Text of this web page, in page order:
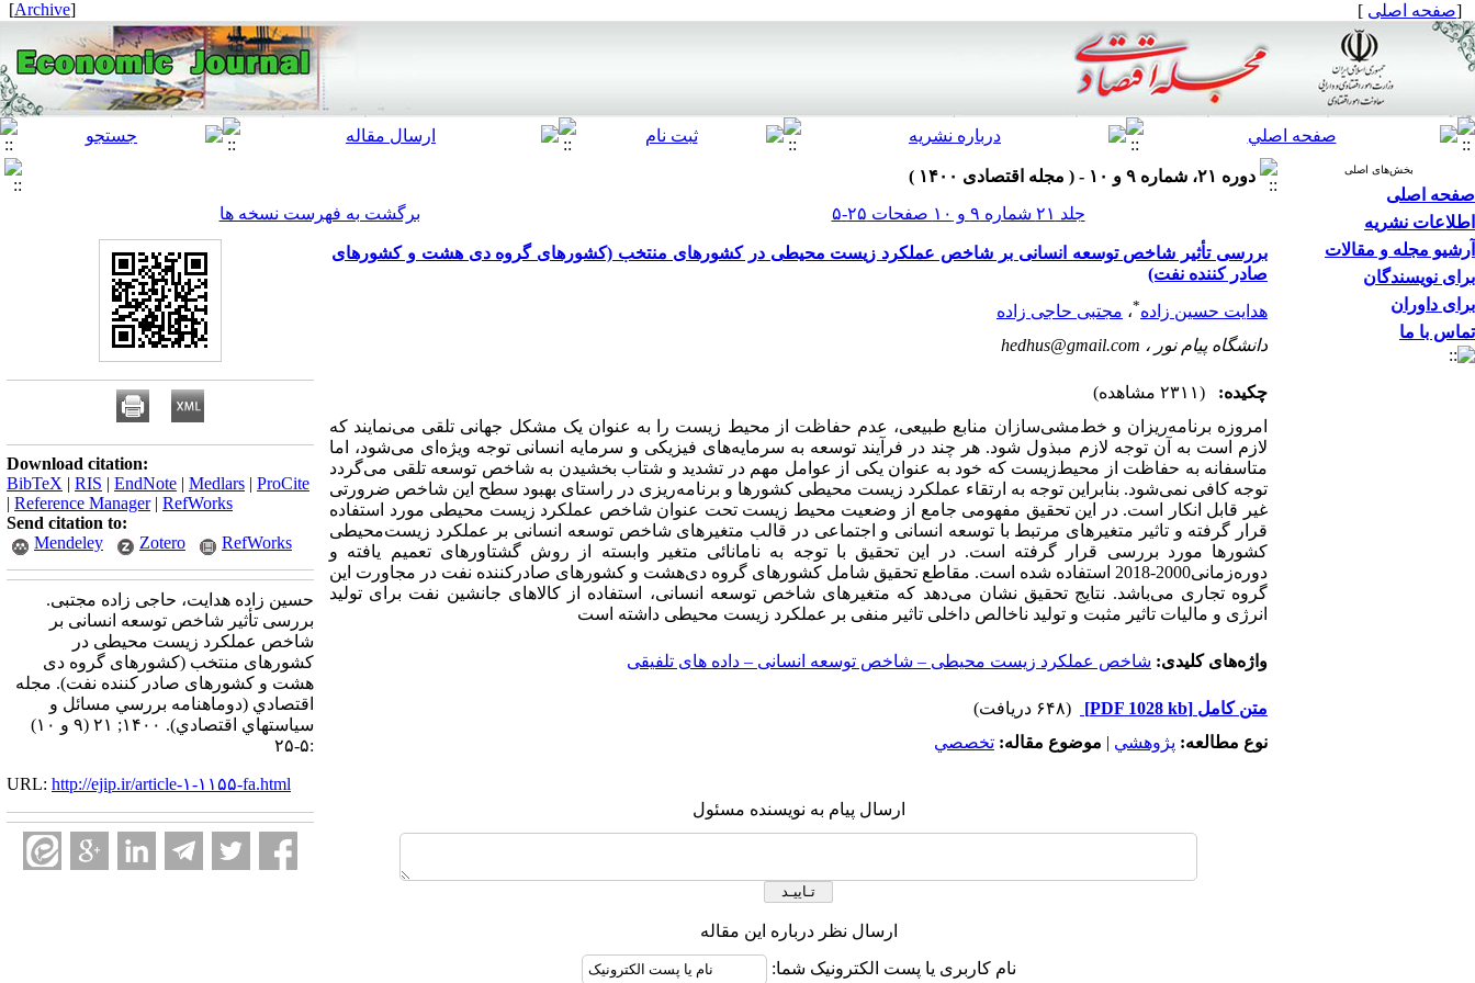
[صفحه اصلی ]
[
Archive
]
بخش‌های اصلی
صفحه اصلی
اطلاعات نشریه
آرشیو مجله و مقالات
برای نویسندگان
برای داوران
تماس با ما
دوره ۲۱، شماره ۹ و ۱۰ - ( مجله اقتصادی ۱۴۰۰ )
جلد ۲۱ شماره ۹ و ۱۰ صفحات ۲۵-۵
برگشت به فهرست نسخه ها
بررسی تأثیر شاخص توسعه انسانی بر شاخص عملکرد زیست محیطی در کشورهای منتخب (کشورهای گروه دی هشت و کشورهای
صادر کننده نفت)
هدایت حسین زاده*، مجتبی حاجی زاده
دانشگاه پیام نور ، hedhus@gmail.com
چکیده:
(۲۳۱۱ مشاهده)
امروزه برنامه‌ریزان و خط‌مشی‌سازان منابع طبیعی، عدم حفاظت از محیط زیست را به عنوان یک مشکل جهانی تلقی می‌نمایند که
لازم است به آن توجه لازم مبذول شود. هر چند در فرآیند توسعه به سرمایه‌های فیزیکی و سرمایه انسانی توجه ویژه‌ای می‌شود، اما
متاسفانه به حفاظت از محیط‌زیست که خود به عنوان یکی از عوامل مهم در تشدید و شتاب بخشیدن به شاخص توسعه تلقی می‌گردد
توجه کافی نمی‌شود. بنابراین توجه به ارتقاء عملکرد زیست محیطی کشورها و برنامه‌ریزی در راستای بهبود سطح این شاخص ضرورتی
غیر قابل انکار است. در این تحقیق مفهومی جامع از وضعیت محیط زیست تحت عنوان شاخص عملکرد زیست محیطی مورد استفاده
قرار گرفته و تاثیر متغیر‌های مرتبط با توسعه انسانی و اجتماعی در قالب متغیر‌های شاخص توسعه انسانی بر عملکرد زیست‌محیطی
کشورها مورد بررسی قرار گرفته است. در این تحقیق با توجه به نامانائی متغیر وابسته از روش گشتاورهای تعمیم یافته و
دوره‌زمانی‌2000-2018 استفاده شده است. مقاطع تحقیق شامل کشورهای گروه دی‌هشت و کشورهای صادرکننده نفت در مجاورت این
گروه تجاری می‌باشد. نتایج تحقیق نشان می‌دهد که متغیرهای شاخص توسعه انسانی، استفاده از کالاهای جانشین نفت برای تولید
انرژی و مالیات تاثیر مثبت و تولید ناخالص داخلی تاثیر منفی بر عملکرد زیست محیطی داشته است
واژه‌های کلیدی: شاخص عملکرد زیست محیطی – شاخص توسعه انسانی – داده های تلفیقی
متن کامل [PDF 1028 kb]
(۶۴۸ دریافت)
نوع مطالعه: پژوهشي | موضوع مقاله: تخصصي
ارسال پیام به نویسنده مسئول
ارسال نظر درباره این مقاله
نام کاربری یا پست الکترونیک شما:
Download citation:
BibTeX | RIS | EndNote | Medlars | ProCite
| Reference Manager| RefWorks
Send citation to:
Mendeley
Zotero RefWorks
حسین زاده هدایت، حاجی زاده مجتبی.
بررسی تأثیر شاخص توسعه انسانی بر
شاخص عملکرد زیست محیطی در
کشورهای منتخب (کشورهای گروه دی
هشت و کشورهای صادر کننده نفت). مجله
اقتصادي (دوماهنامه بررسي مسائل و
سياستهاي اقتصادي). ۱۴۰۰; ۲۱ (۹ و ۱۰)
:۵-۲۵
URL: http://ejip.ir/article-۱-۱۱۵۵-fa.html